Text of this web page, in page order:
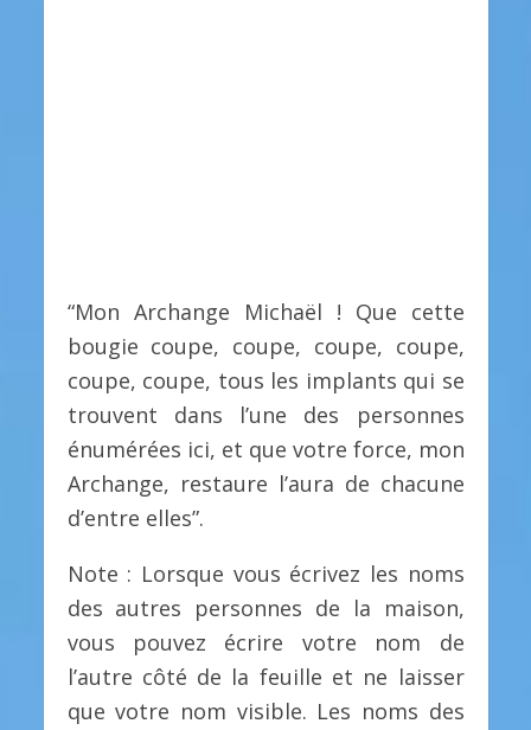
“Mon Archange Michaël ! Que cette
bougie coupe, coupe, coupe, coupe,
coupe, coupe, tous les implants qui se
trouvent dans l’une des personnes
énumérées ici, et que votre force, mon
Archange, restaure l’aura de chacune
d’entre elles”.
Note : Lorsque vous écrivez les noms
des autres personnes de la maison,
vous pouvez écrire votre nom de
l’autre côté de la feuille et ne laisser
que votre nom visible. Les noms des